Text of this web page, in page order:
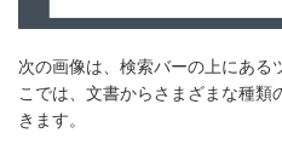
次の画像は、検索バーの上にある
こでは、文書からさまざまな種類
きます。